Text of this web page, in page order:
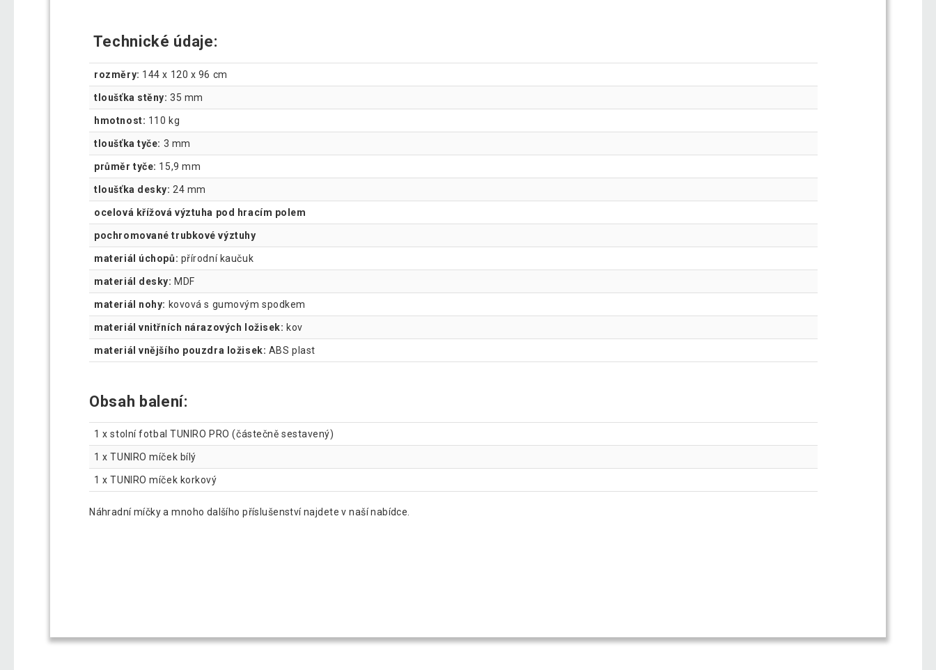
Technické údaje:
rozměry: 144 x 120 x 96 cm
tloušťka stěny: 35 mm
hmotnost: 110 kg
tloušťka tyče: 3 mm
průměr tyče: 15,9 mm
tloušťka desky: 24 mm
ocelová křížová výztuha pod hracím polem
pochromované trubkové výztuhy
materiál úchopů: přírodní kaučuk
materiál desky: MDF
materiál nohy: kovová s gumovým spodkem
materiál vnitřních nárazových ložisek: kov
materiál vnějšího pouzdra ložisek: ABS plast
Obsah balení:
1 x stolní fotbal TUNIRO PRO (částečně sestavený)
1 x TUNIRO míček bílý
1 x TUNIRO míček korkový
Náhradní míčky a mnoho dalšího příslušenství najdete v naší nabídce.